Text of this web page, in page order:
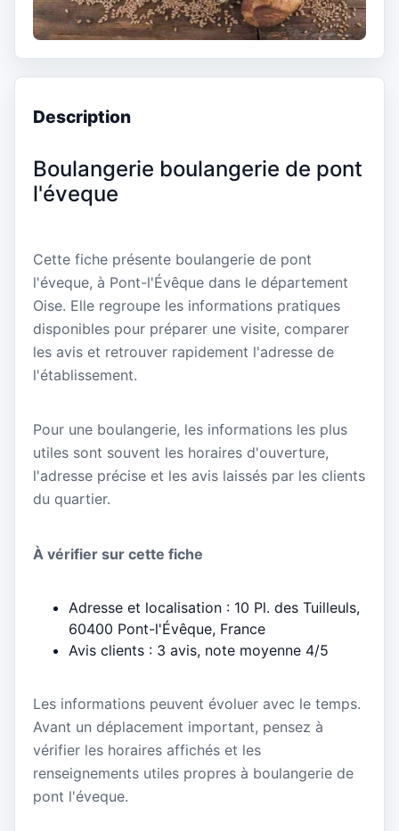
Description
Boulangerie boulangerie de pont
l'éveque
Cette fiche présente boulangerie de pont
l'éveque, à Pont-l'Évêque dans le département
Oise. Elle regroupe les informations pratiques
disponibles pour préparer une visite, comparer
les avis et retrouver rapidement l'adresse de
l'établissement.
Pour une boulangerie, les informations les plus
utiles sont souvent les horaires d'ouverture,
l'adresse précise et les avis laissés par les clients
du quartier.
À vérifier sur cette fiche
Adresse et localisation : 10 Pl. des Tuilleuls,
60400 Pont-l'Évêque, France
Avis clients : 3 avis, note moyenne 4/5
Les informations peuvent évoluer avec le temps.
Avant un déplacement important, pensez à
vérifier les horaires affichés et les
renseignements utiles propres à boulangerie de
pont l'éveque.